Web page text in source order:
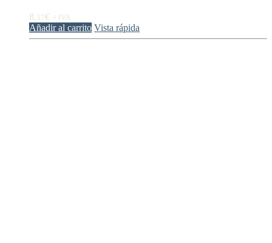
8,57€ + IVA
Añadir al carrito Vista rápida